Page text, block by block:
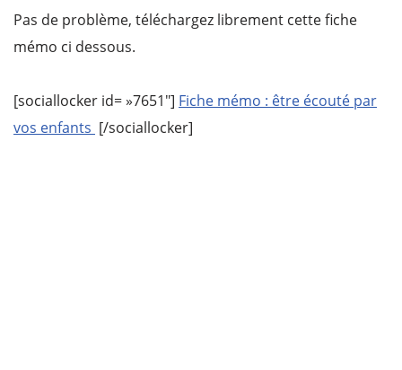
Pas de problème, téléchargez librement cette fiche
mémo ci dessous.
[sociallocker id= »7651″] Fiche mémo : être écouté par
vos enfants [/sociallocker]